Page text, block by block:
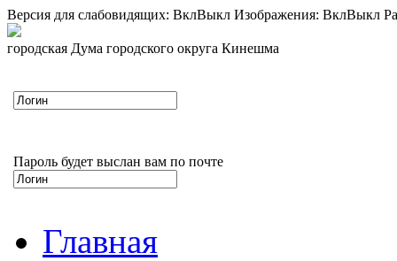
Версия для слабовидящих: ВклВыкл Изображения: ВклВыкл
городская Дума городского округа Кинешма
Пароль будет выслан вам по почте
Главная